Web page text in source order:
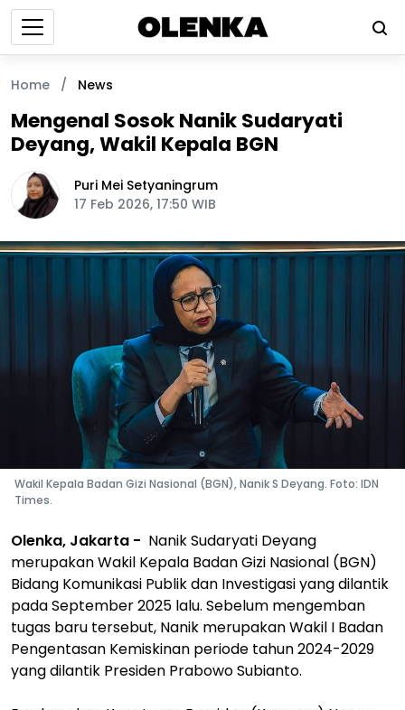
Home / News
Mengenal Sosok Nanik Sudaryati
Deyang, Wakil Kepala BGN
Puri Mei Setyaningrum
17 Feb 2026, 17:50 WIB
Wakil Kepala Badan Gizi Nasional (BGN), Nanik S Deyang. Foto: IDN
Times.
Olenka, Jakarta - Nanik Sudaryati Deyang
merupakan Wakil Kepala Badan Gizi Nasional (BGN)
Bidang Komunikasi Publik dan Investigasi yang dilantik
pada September 2025 lalu. Sebelum mengemban
tugas baru tersebut, Nanik merupakan Wakil I Badan
Pengentasan Kemiskinan periode tahun 2024-2029
yang dilantik Presiden Prabowo Subianto.